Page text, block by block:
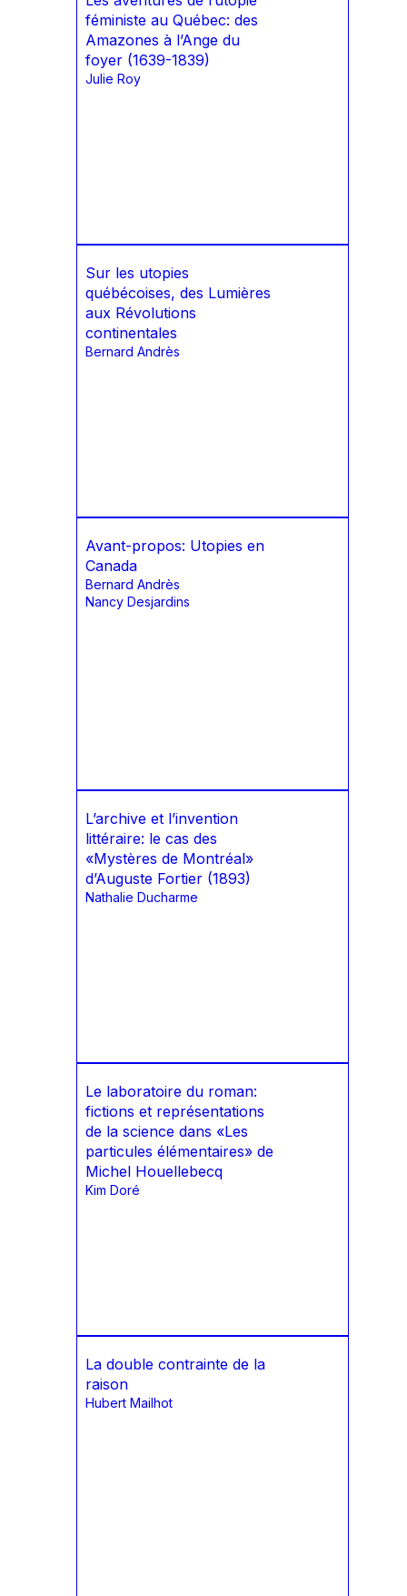
féministe au Québec: des
Amazones à l’Ange du
foyer (1639-1839)
Julie Roy
Sur les utopies
québécoises, des Lumières
aux Révolutions
continentales
Bernard Andrès
Avant-propos: Utopies en
Canada
Bernard Andrès
Nancy Desjardins
L’archive et l’invention
littéraire: le cas des
«Mystères de Montréal»
d’Auguste Fortier (1893)
Nathalie Ducharme
Le laboratoire du roman:
fictions et représentations
de la science dans «Les
particules élémentaires» de
Michel Houellebecq
Kim Doré
La double contrainte de la
raison
Hubert Mailhot